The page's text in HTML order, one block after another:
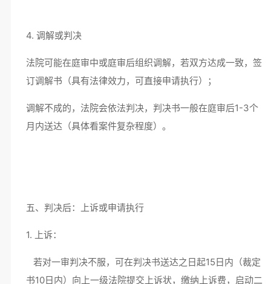
4. 调解或判决
法院可能在庭审中或庭审后组织调解，若双方达成一致，签
订调解书（具有法律效力，可直接申请执行）；
调解不成的，法院会依法判决，判决书一般在庭审后1-3个
月内送达（具体看案件复杂程度）。
五、判决后：上诉或申请执行
1. 上诉：
若对一审判决不服，可在判决书送达之日起15日内（裁定
书10日内）向上一级法院提交上诉状，缴纳上诉费，启动二